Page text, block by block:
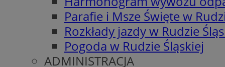
Parafie i Msze Święte w
Rozkłady jazdy w Rudzie
Pogoda w Rudzie Śląskiej
ADMINISTRACJA